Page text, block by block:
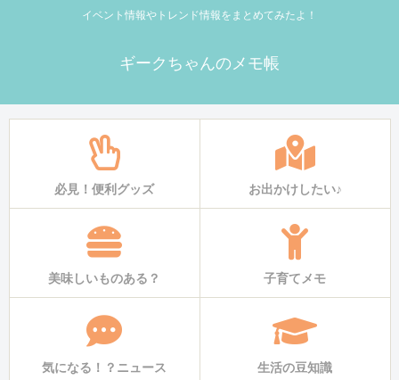
イベント情報やトレンド情報をまとめてみたよ！
ギークちゃんのメモ帳
必見！便利グッズ お出かけしたい♪
美味しいものある？ 子育てメモ
気になる！？ニュース 生活の豆知識